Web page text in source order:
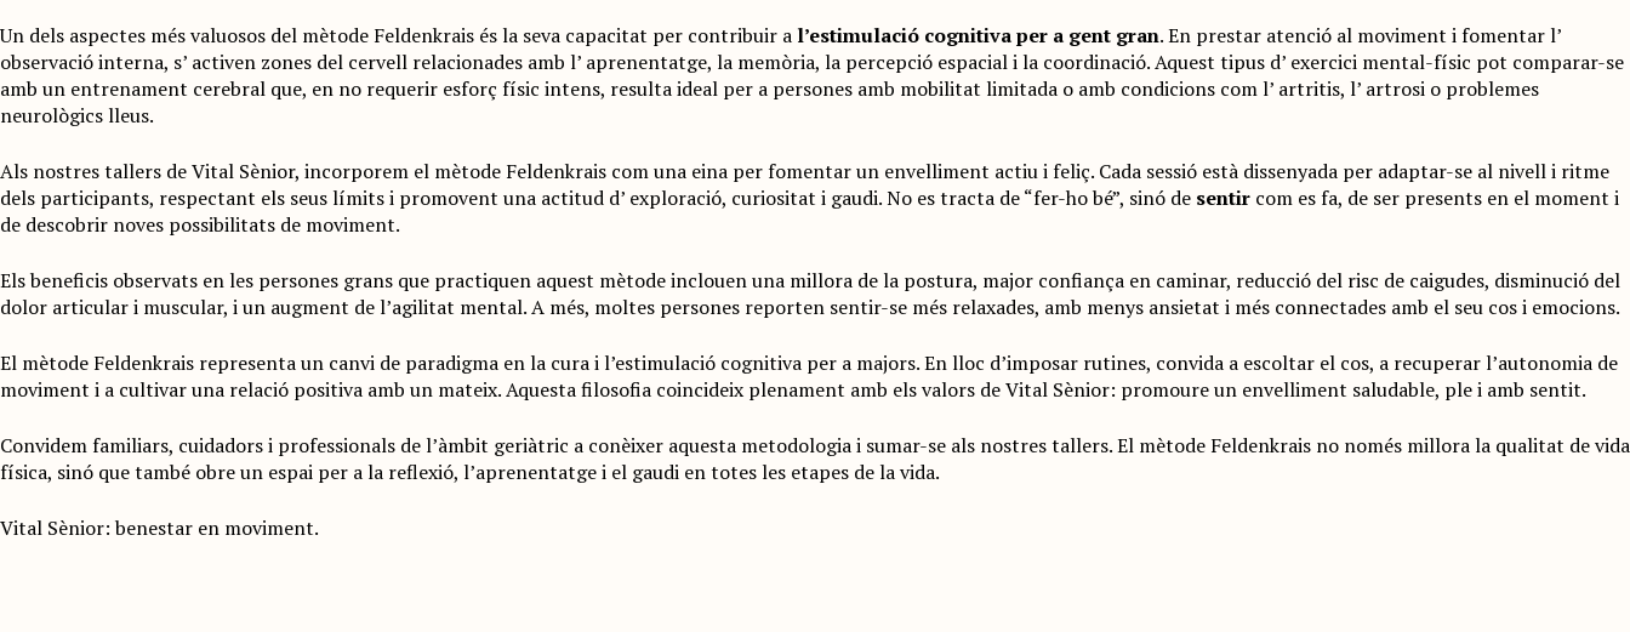
Un dels aspectes més valuosos del mètode Feldenkrais és la seva capacitat per contribuir a l’estimulació cognitiva per a gent gran. En prestar atenció al moviment i fomentar l’
observació interna, s’ activen zones del cervell relacionades amb l’ aprenentatge, la memòria, la percepció espacial i la coordinació. Aquest tipus d’ exercici mental-físic pot comparar-se
amb un entrenament cerebral que, en no requerir esforç físic intens, resulta ideal per a persones amb mobilitat limitada o amb condicions com l’ artritis, l’ artrosi o problemes
neurològics lleus.
Als nostres tallers de Vital Sènior, incorporem el mètode Feldenkrais com una eina per fomentar un envelliment actiu i feliç. Cada sessió està dissenyada per adaptar-se al nivell i ritme
dels participants, respectant els seus límits i promovent una actitud d’ exploració, curiositat i gaudi. No es tracta de “fer-ho bé”, sinó de sentir com es fa, de ser presents en el moment i
de descobrir noves possibilitats de moviment.
Els beneficis observats en les persones grans que practiquen aquest mètode inclouen una millora de la postura, major confiança en caminar, reducció del risc de caigudes, disminució del
dolor articular i muscular, i un augment de l’agilitat mental. A més, moltes persones reporten sentir-se més relaxades, amb menys ansietat i més connectades amb el seu cos i emocions.
El mètode Feldenkrais representa un canvi de paradigma en la cura i l’estimulació cognitiva per a majors. En lloc d’imposar rutines, convida a escoltar el cos, a recuperar l’autonomia de
moviment i a cultivar una relació positiva amb un mateix. Aquesta filosofia coincideix plenament amb els valors de Vital Sènior: promoure un envelliment saludable, ple i amb sentit.
Convidem familiars, cuidadors i professionals de l’àmbit geriàtric a conèixer aquesta metodologia i sumar-se als nostres tallers. El mètode Feldenkrais no només millora la qualitat de vida
física, sinó que també obre un espai per a la reflexió, l’aprenentatge i el gaudi en totes les etapes de la vida.
Vital Sènior: benestar en moviment.